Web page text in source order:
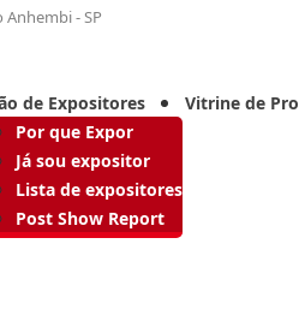
Anhembi - SP
de Expositores
Por que Expor
Já sou expositor
Lista de expositores
Post Show Report
Vitrine de